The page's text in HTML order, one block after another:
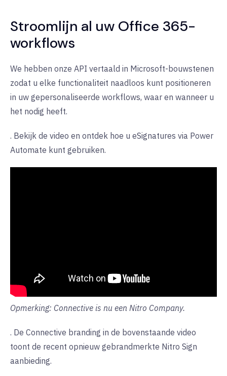
Stroomlijn al uw Office 365-
workflows
We hebben onze API vertaald in Microsoft-bouwstenen
zodat u elke functionaliteit naadloos kunt positioneren
in uw gepersonaliseerde workflows, waar en wanneer u
het nodig heeft.
. Bekijk de video en ontdek hoe u eSignatures via Power
Automate kunt gebruiken.
Opmerking: Connective is nu een Nitro Company.
. De Connective branding in de bovenstaande video
toont de recent opnieuw gebrandmerkte Nitro Sign
aanbieding.